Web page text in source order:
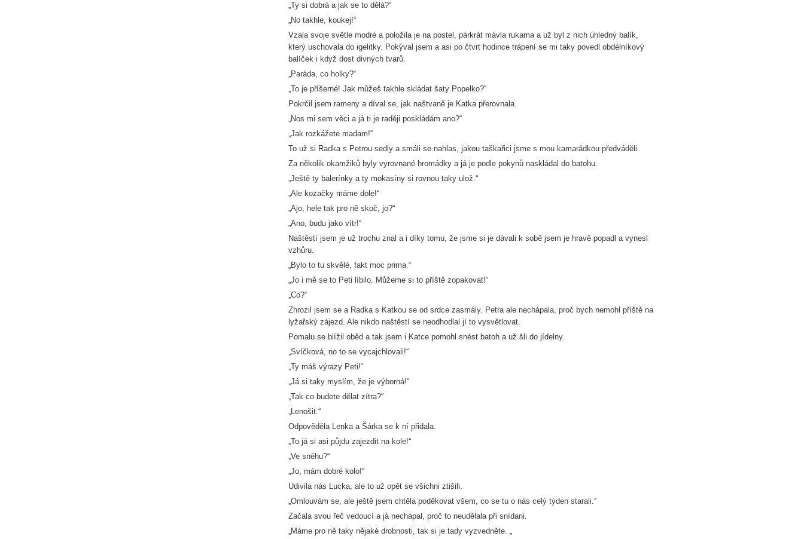
„Ty si dobrá a jak se to dělá?“
„No takhle, koukej!“
Vzala svoje světle modré a položila je na postel, párkrát mávla rukama a už byl z nich úhledný balík,
který uschovala do igelitky. Pokýval jsem a asi po čtvrt hodince trápení se mi taky povedl obdélníkový
balíček i když dost divných tvarů.
„Paráda, co holky?“
„To je příšerné! Jak můžeš takhle skládat šaty Popelko?“
Pokrčil jsem rameny a díval se, jak naštvaně je Katka přerovnala.
„Nos mi sem věci a já ti je raději poskládám ano?“
„Jak rozkážete madam!“
To už si Radka s Petrou sedly a smáli se nahlas, jakou taškařici jsme s mou kamarádkou předváděli.
Za několik okamžiků byly vyrovnané hromádky a já je podle pokynů naskládal do batohu.
„Ještě ty balerínky a ty mokasíny si rovnou taky ulož.“
„Ale kozačky máme dole!“
„Ajo, hele tak pro ně skoč, jo?“
„Ano, budu jako vítr!“
Naštěstí jsem je už trochu znal a i díky tomu, že jsme si je dávali k sobě jsem je hravě popadl a vynesl
vzhůru.
„Bylo to tu skvělé, fakt moc prima.“
„Jo i mě se to Peti líbilo. Můžeme si to příště zopakovat!“
„Co?“
Zhrozil jsem se a Radka s Katkou se od srdce zasmály. Petra ale nechápala, proč bych nemohl příště na
lyžařský zájezd. Ale nikdo naštěstí se neodhodlal jí to vysvětlovat.
Pomalu se blížil oběd a tak jsem i Katce pomohl snést batoh a už šli do jídelny.
„Svíčková, no to se vycajchlovali!“
„Ty máš výrazy Peti!“
„Já si taky myslím, že je výborná!“
„Tak co budete dělat zítra?“
„Lenošit.“
Odpověděla Lenka a Šárka se k ní přidala.
„To já si asi půjdu zajezdit na kole!“
„Ve sněhu?“
„Jo, mám dobré kolo!“
Udivila nás Lucka, ale to už opět se všichni ztišili.
„Omlouvám se, ale ještě jsem chtěla poděkovat všem, co se tu o nás celý týden starali.“
Začala svou řeč vedoucí a já nechápal, proč to neudělala při snídani.
„Máme pro ně taky nějaké drobnosti, tak si je tady vyzvedněte. „